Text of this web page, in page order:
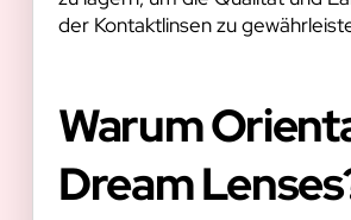
der Kontaktlinsen zu
Warum
Dream